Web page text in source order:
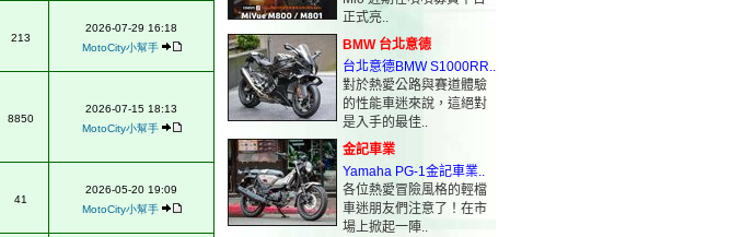
213
2026-07-29 16:18
MotoCity小幫手
8850
2026-07-15 18:13
MotoCity小幫手
41
2026-05-20 19:09
MotoCity小幫手